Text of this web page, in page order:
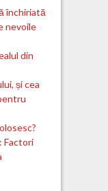
închiriată
nevoile
din
și cea
Factori